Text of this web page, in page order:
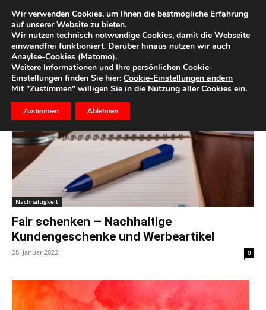
Start Schlagworte Werbeartikel
Schlagwort: werbeartikel
Nachhaltigkeit
Fair schenken – Nachhaltige
Kundengeschenke und Werbeartikel
28. Januar 2022 0
Wir verwenden Cookies, um Ihnen die bestmögliche Erfahrung
auf unserer Website zu bieten.
Wir nutzen technisch notwendige Cookies, damit die Webseite
einwandfrei funktioniert. Darüber hinaus nutzen wir auch
Anaylse-Cookies (Matomo).
Weitere Informationen und Ihre persönlichen Cookie-
Einstellungen finden Sie hier: Cookie-Einstellungen ändern
Mit "Zustimmen" willigen Sie in die Nutzung aller Cookies ein.
Zustimmen Ablehnen